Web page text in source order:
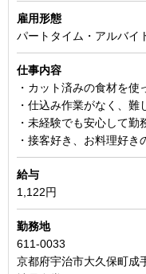
雇用形態
パートタイム・アルバイ
仕事内容
・カット済みの食材を使
・仕込み作業がなく、難
・未経験でも安心して勤
・接客好き、お料理好き
給与
1,122円
勤務地
611-0033
京都府宇治市大久保町